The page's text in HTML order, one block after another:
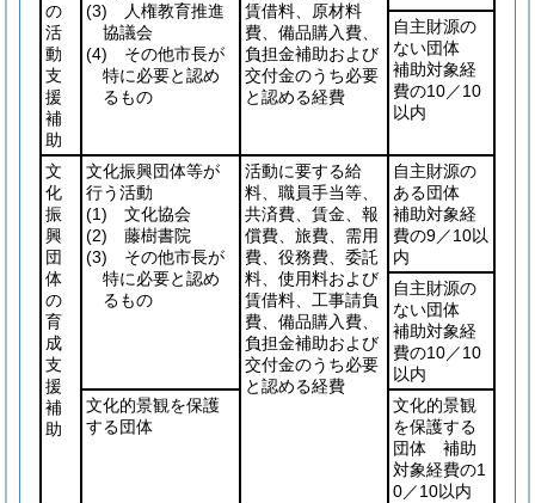
の
活
動
支
援
補
助
(3) 人権教育推進
協議会
(4) その他市長が
特に必要と認め
るもの
賃借料、原材料
費、備品購入費、
負担金補助および
交付金のうち必要
と認める経費
自主財源の
ない団体
補助対象経
費の10／10
以内
文
化
振
興
団
体
の
育
成
支
援
補
助
文化振興団体等が
行う活動
(1) 文化協会
(2) 藤樹書院
(3) その他市長が
特に必要と認め
るもの
活動に要する給
料、職員手当等、
共済費、賃金、報
償費、旅費、需用
費、役務費、委託
料、使用料および
賃借料、工事請負
費、備品購入費、
負担金補助および
交付金のうち必要
と認める経費
自主財源の
ある団体
補助対象経
費の9／10以
内
自主財源の
ない団体
補助対象経
費の10／10
以内
文化的景観を保護
する団体
文化的景観
を保護する
団体 補助
対象経費の1
0／10以内